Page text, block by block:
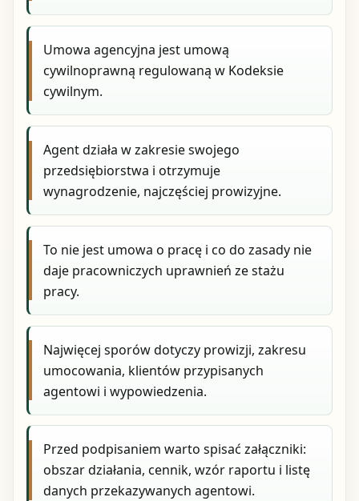
Umowa agencyjna jest umową
cywilnoprawną regulowaną w Kodeksie
cywilnym.
Agent działa w zakresie swojego
przedsiębiorstwa i otrzymuje
wynagrodzenie, najczęściej prowizyjne.
To nie jest umowa o pracę i co do zasady nie
daje pracowniczych uprawnień ze stażu
pracy.
Najwięcej sporów dotyczy prowizji, zakresu
umocowania, klientów przypisanych
agentowi i wypowiedzenia.
Przed podpisaniem warto spisać załączniki:
obszar działania, cennik, wzór raportu i listę
danych przekazywanych agentowi.